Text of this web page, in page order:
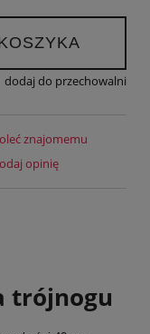
dodaj do przechowalni
znajomemu
opinię
trójnogu